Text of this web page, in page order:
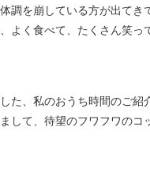
調を崩している方が出てき
よく食べて、たくさん笑っ
た、私のおうち時間のご紹
して、待望のフワフワのコ